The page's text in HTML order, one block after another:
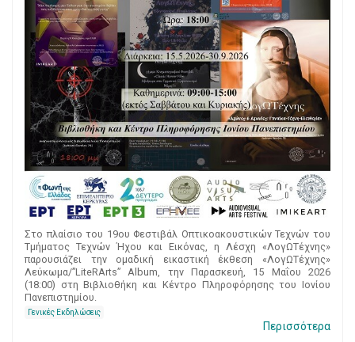
Στο πλαίσιο του 19ου Φεστιβάλ Οπτικοακουστικών Τεχνών του
Τμήματος Τεχνών Ήχου και Εικόνας, η Λέσχη «ΛογΩΤέχνης»
παρουσιάζει την ομαδική εικαστική έκθεση «ΛογΩΤέχνης»
Λεύκωμα/”LiteRArts” Album, την Παρασκευή, 15 Μαΐου 2026
(18:00) στη Βιβλιοθήκη και Κέντρο Πληροφόρησης του Ιονίου
Πανεπιστημίου.
Γενικές Εκδηλώσεις
Περισσότερα